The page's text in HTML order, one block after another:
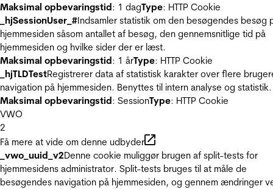
Maksimal opbevaringstid: 1 dagType: HTTP Cookie
_hjSessionUser_#Indsamler statistik om den besøgendes besøg
hjemmesiden såsom antallet af besøg, den gennemsnitlige tid på
hjemmesiden og hvilke sider der er læst.
Maksimal opbevaringstid: 1 årType: HTTP Cookie
_hjTLDTestRegistrerer data af statistisk karakter over flere
navigation på hjemmesiden. Benyttes til intern analyse og statistik.
Maksimal opbevaringstid: SessionType: HTTP Cookie
VWO
2
Få mere at vide om denne udbyder
_vwo_uuid_v2Denne cookie muliggør brugen af split-tests for
hjemmesidens administrator. Split-tests bruges til at måle de
besøgendes navigation på hjemmesiden, og gennem ændringer